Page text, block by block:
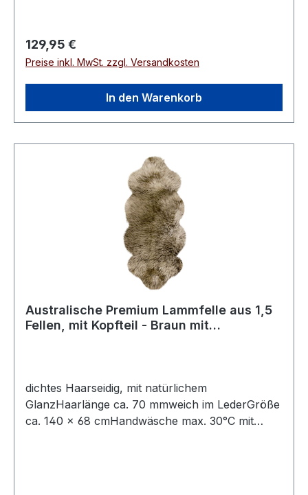
Regulärer Preis:
129,95 €
Preise inkl. MwSt. zzgl. Versandkosten
In den Warenkorb
Australische Premium Lammfelle aus 1,5
Fellen, mit Kopfteil - Braun mit
dichtes Haarseidig, mit natürlichem
GlanzHaarlänge ca. 70 mmweich im LederGröße
ca. 140 × 68 cmHandwäsche max. 30°C mit